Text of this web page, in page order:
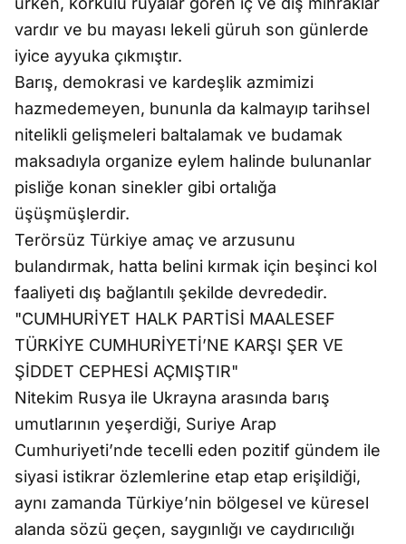
vardır ve bu mayası lekeli güruh son günlerde
iyice ayyuka çıkmıştır.
Barış, demokrasi ve kardeşlik azmimizi
hazmedemeyen, bununla da kalmayıp tarihsel
nitelikli gelişmeleri baltalamak ve budamak
maksadıyla organize eylem halinde bulunanlar
pisliğe konan sinekler gibi ortalığa
üşüşmüşlerdir.
Terörsüz Türkiye amaç ve arzusunu
bulandırmak, hatta belini kırmak için beşinci kol
faaliyeti dış bağlantılı şekilde devrededir.
"CUMHURİYET HALK PARTİSİ MAALESEF
TÜRKİYE CUMHURİYETİ’NE KARŞI ŞER VE
ŞİDDET CEPHESİ AÇMIŞTIR"
Nitekim Rusya ile Ukrayna arasında barış
umutlarının yeşerdiği, Suriye Arap
Cumhuriyeti’nde tecelli eden pozitif gündem ile
siyasi istikrar özlemlerine etap etap erişildiği,
aynı zamanda Türkiye’nin bölgesel ve küresel
alanda sözü geçen, saygınlığı ve caydırıcılığı